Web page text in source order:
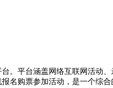
。平台涵盖网络互联网活动
名购票参加活动，是一个综合